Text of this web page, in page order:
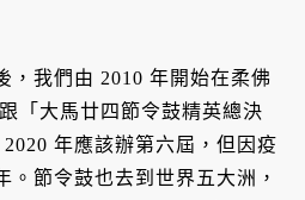
，我們由 2010 年開始在柔佛
「大馬廿四節令鼓精英總決
年應該辦第六屆，但因疫
。節令鼓也去到世界五大洲，